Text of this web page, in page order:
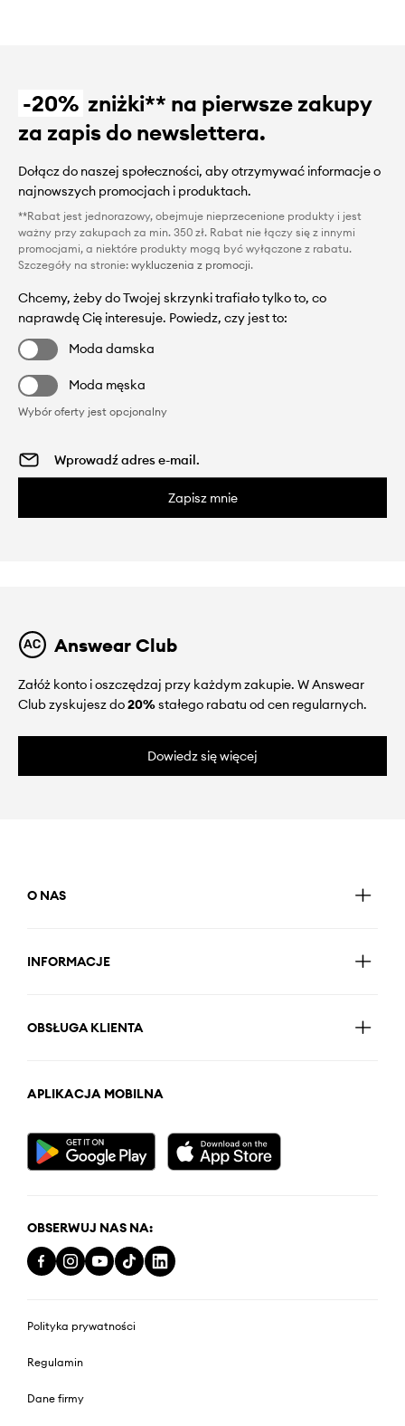
-20% zniżki** na pierwsze zakupy
za zapis do newslettera.
Dołącz do naszej społeczności, aby otrzymywać informacje o
najnowszych promocjach i produktach.
**Rabat jest jednorazowy, obejmuje nieprzecenione produkty i jest
ważny przy zakupach za min. 350 zł. Rabat nie łączy się z innymi
promocjami, a niektóre produkty mogą być wyłączone z rabatu.
Szczegóły na stronie: wykluczenia z promocji.
Chcemy, żeby do Twojej skrzynki trafiało tylko to, co
naprawdę Cię interesuje. Powiedz, czy jest to:
Moda damska
Moda męska
Wybór oferty jest opcjonalny
Zapisz mnie
Answear Club
Załóż konto i oszczędzaj przy każdym zakupie. W Answear
Club zyskujesz do20%stałego rabatu od cen regularnych.
Dowiedz się więcej
O NAS
INFORMACJE
OBSŁUGA KLIENTA
APLIKACJA MOBILNA
OBSERWUJ NAS NA:
Polityka prywatności
Regulamin
Dane firmy